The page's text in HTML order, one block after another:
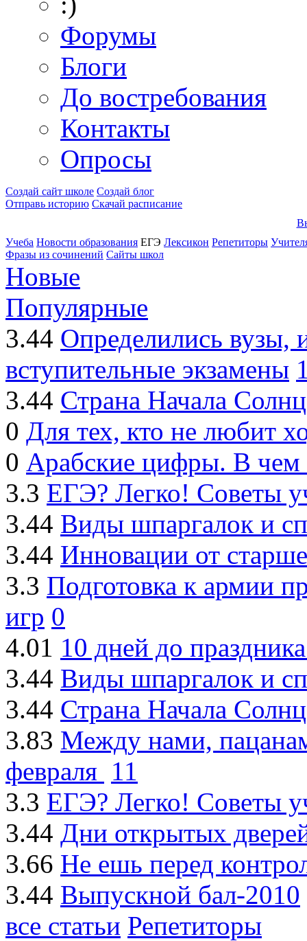
Форумы
Блоги
До востребования
Контакты
Опросы
Создай сайт школе Создай блог
Отправь историю Скачай расписание
Учеба Новости образования ЕГЭ Лексикон Репетиторы
Фразы из сочинений Сайты школ
Новые
Популярные
3.44 Определились вузы,
вступительные экзамены
3.44 Страна Начала
0 Для тех, кто не любит
0 Арабские цифры. В чем
3.3 ЕГЭ? Легко! Советы
3.44 Виды шпаргалок и
3.44 Инновации от
3.3 Подготовка к армии
игр 0
4.01 10 дней до
3.44 Виды шпаргалок и
3.44 Страна Начала
3.83 Между нами,
февраля 11
3.3 ЕГЭ? Легко! Советы
3.44 Дни открытых
3.66 Не ешь перед
3.44 Выпускной бал-2010
все статьи Репетиторы